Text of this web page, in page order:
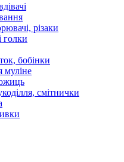
різаки
голки
бобінки
муліне
смітнички